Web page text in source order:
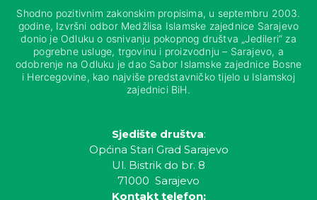
Shodno pozitivnim zakonskim propisima, u septembru 2003.
godine, Izvršni odbor Medžlisa Islamske zajednice Sarajevo
donio je Odluku o osnivanju pokopnog društva „Jedileri“ za
pogrebne usluge, trgovinu i proizvodnju – Sarajevo, a
odobrenje na Odluku je dao Sabor Islamske zajednice Bosne
i Hercegovine, kao najviše predstavničko tijelo u Islamskoj
zajednici BiH.
Sjedište društva:
Općina Stari Grad Sarajevo
Ul. Bistrik do br. 8
71000 Sarajevo
Kontakt telefon: